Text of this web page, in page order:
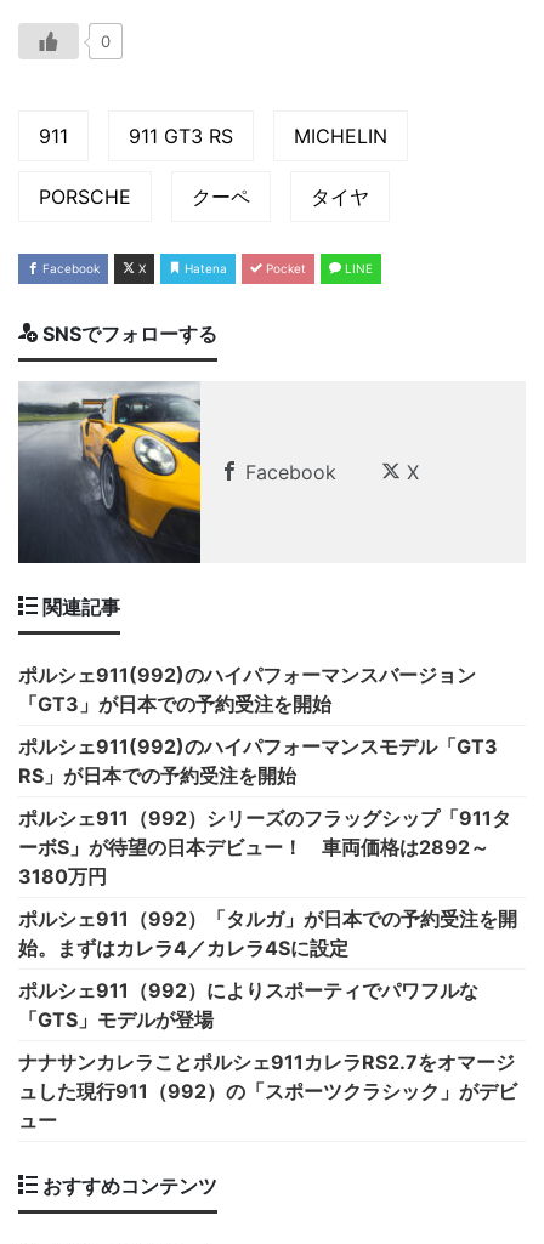
0
911 911 GT3 RS MICHELIN
PORSCHE クーペ タイヤ
Facebook X Hatena Pocket LINE
SNSでフォローする
Facebook X
関連記事
ポルシェ911(992)のハイパフォーマンスバージョン
「GT3」が日本での予約受注を開始
ポルシェ911(992)のハイパフォーマンスモデル「GT3
RS」が日本での予約受注を開始
ポルシェ911（992）シリーズのフラッグシップ「911タ
ーボS」が待望の日本デビュー！ 車両価格は2892～
3180万円
ポルシェ911（992）「タルガ」が日本での予約受注を開
始。まずはカレラ4／カレラ4Sに設定
ポルシェ911（992）によりスポーティでパワフルな
「GTS」モデルが登場
ナナサンカレラことポルシェ911カレラRS2.7をオマージ
ュした現行911（992）の「スポーツクラシック」がデビ
ュー
おすすめコンテンツ